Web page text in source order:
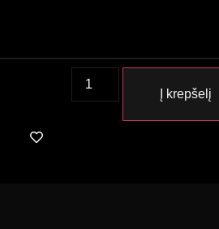
Į krepšelį